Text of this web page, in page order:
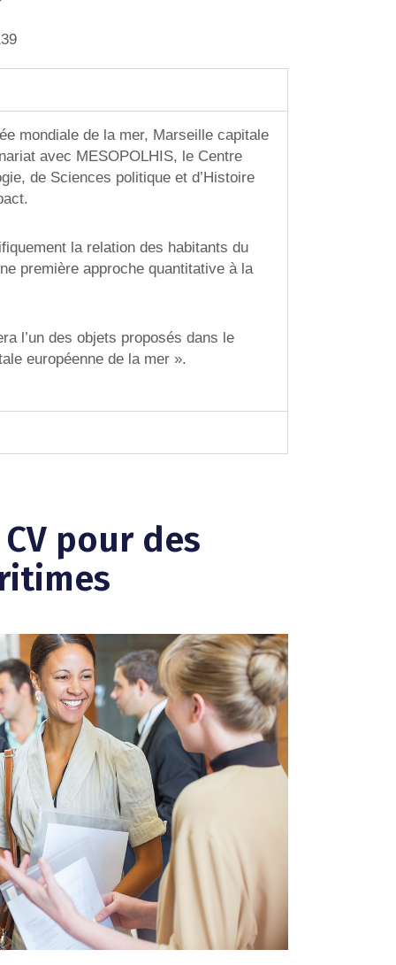
mondiale de la mer, Marseille capitale
avec MESOPOLHIS, le Centre
de Sciences politique et d’Histoire
la relation des habitants du
première approche quantitative à la
l’un des objets proposés dans le
européenne de la mer ».
pour des